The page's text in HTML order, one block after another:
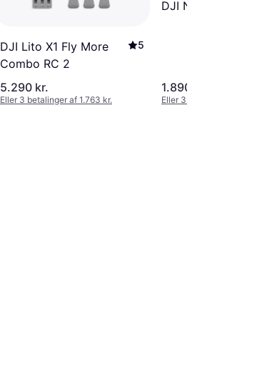
DJI Lito X1 Fly More
Combo RC 2
5
5.290 kr.
Eller 3 betalinger af 1.763 kr.
DJI Neo 2
1.890 kr.
Eller 3 betalinger af 630 kr.